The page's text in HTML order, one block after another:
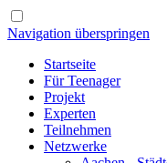
Navigation überspringen
Startseite
Für Teenager
Projekt
Experten
Teilnehmen
Netzwerke